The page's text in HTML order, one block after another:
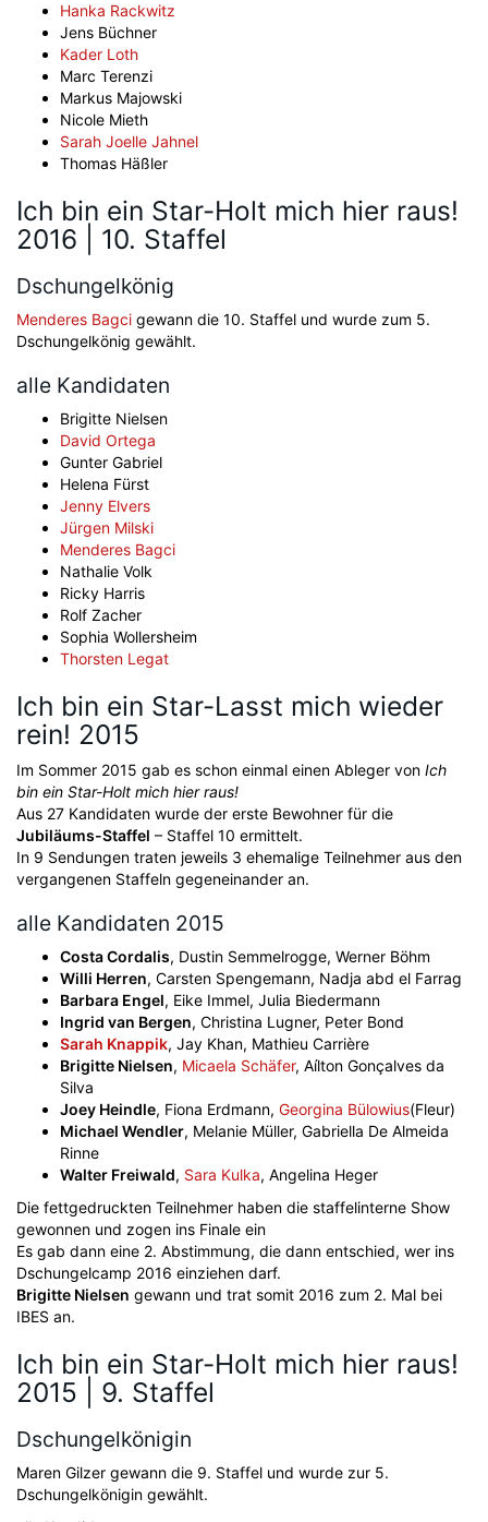
Hanka Rackwitz
Jens Büchner
Kader Loth
Marc Terenzi
Markus Majowski
Nicole Mieth
Sarah Joelle Jahnel
Thomas Häßler
Ich bin ein Star-Holt mich hier raus!
2016 | 10. Staffel
Dschungelkönig
Menderes Bagci gewann die 10. Staffel und wurde zum 5.
Dschungelkönig gewählt.
alle Kandidaten
Brigitte Nielsen
David Ortega
Gunter Gabriel
Helena Fürst
Jenny Elvers
Jürgen Milski
Menderes Bagci
Nathalie Volk
Ricky Harris
Rolf Zacher
Sophia Wollersheim
Thorsten Legat
Ich bin ein Star-Lasst mich wieder
rein! 2015
Im Sommer 2015 gab es schon einmal einen Ableger von Ich
bin ein Star-Holt mich hier raus!
Aus 27 Kandidaten wurde der erste Bewohner für die
Jubiläums-Staffel – Staffel 10 ermittelt.
In 9 Sendungen traten jeweils 3 ehemalige Teilnehmer aus den
vergangenen Staffeln gegeneinander an.
alle Kandidaten 2015
Costa Cordalis, Dustin Semmelrogge, Werner Böhm
Willi Herren, Carsten Spengemann, Nadja abd el Farrag
Barbara Engel, Eike Immel, Julia Biedermann
Ingrid van Bergen, Christina Lugner, Peter Bond
Sarah Knappik, Jay Khan, Mathieu Carrière
Brigitte Nielsen, Micaela Schäfer, Aílton Gonçalves da
Silva
Joey Heindle, Fiona Erdmann, Georgina Bülowius(Fleur)
Michael Wendler, Melanie Müller, Gabriella De Almeida
Rinne
Walter Freiwald, Sara Kulka, Angelina Heger⁠
Die fettgedruckten Teilnehmer haben die staffelinterne Show
gewonnen und zogen ins Finale ein
Es gab dann eine 2. Abstimmung, die dann entschied, wer ins
Dschungelcamp 2016 einziehen darf.
Brigitte Nielsen gewann und trat somit 2016 zum 2. Mal bei
IBES an.
Ich bin ein Star-Holt mich hier raus!
2015 | 9. Staffel
Dschungelkönigin
Maren Gilzer gewann die 9. Staffel und wurde zur 5.
Dschungelkönigin gewählt.